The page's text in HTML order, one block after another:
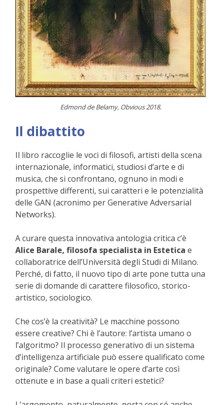
Edmond de Belamy, Obvious 2018.
Il dibattito
Il libro raccoglie le voci di filosofi, artisti della scena
internazionale, informatici, studiosi d’arte e di
musica, che si confrontano, ognuno in modi e
prospettive differenti, sui caratteri e le potenzialità
delle GAN (acronimo per Generative Adversarial
Networks).
A curare questa innovativa antologia critica c’è
Alice Barale, filosofa specialista in Estetica e
collaboratrice dell’Università degli Studi di Milano.
Perché, di fatto, il nuovo tipo di arte pone tutta una
serie di domande di carattere filosofico, storico-
artistico, sociologico.
Che cos’è la creatività? Le macchine possono
essere creative? Chi è l’autore: l’artista umano o
l’algoritmo? Il processo generativo di un sistema
d’intelligenza artificiale può essere qualificato come
originale? Come valutare le opere d’arte così
ottenute e in base a quali criteri estetici?